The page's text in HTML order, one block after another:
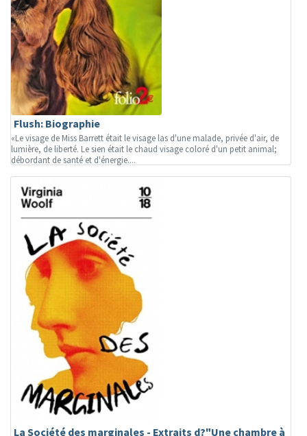
Flush: Biographie
«Le visage de Miss Barrett était le visage las d'une malade, privée d'air, de
lumière, de liberté. Le sien était le chaud visage coloré d'un petit animal;
débordant de santé et d'énergie....
La Société des marginales - Extraits d?"Une chambre à